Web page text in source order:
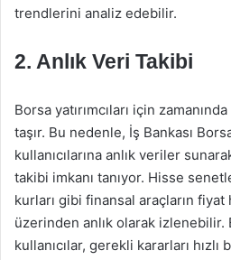
trendlerini analiz edebilir.
2. Anlık Veri Takibi
Borsa yatırımcıları için
taşır. Bu nedenle, İş Bankası
kullanıcılarına anlık veriler
takibi imkanı tanıyor. Hisse
kurları gibi finansal araçların
üzerinden anlık olarak
kullanıcılar, gerekli kararları